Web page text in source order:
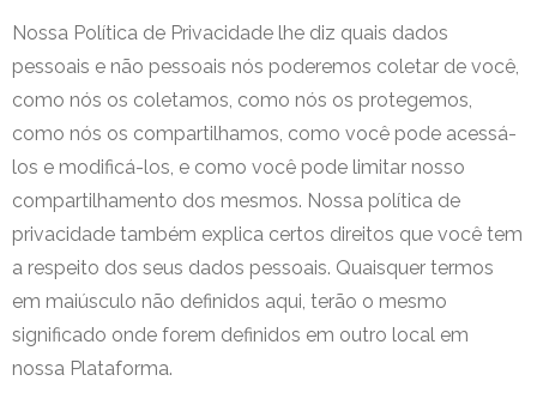
Nossa Política de Privacidade lhe diz quais dados
pessoais e não pessoais nós poderemos coletar de você,
como nós os coletamos, como nós os protegemos,
como nós os compartilhamos, como você pode acessá-
los e modificá-los, e como você pode limitar nosso
compartilhamento dos mesmos. Nossa política de
privacidade também explica certos direitos que você tem
a respeito dos seus dados pessoais. Quaisquer termos
em maiúsculo não definidos aqui, terão o mesmo
significado onde forem definidos em outro local em
nossa Plataforma.